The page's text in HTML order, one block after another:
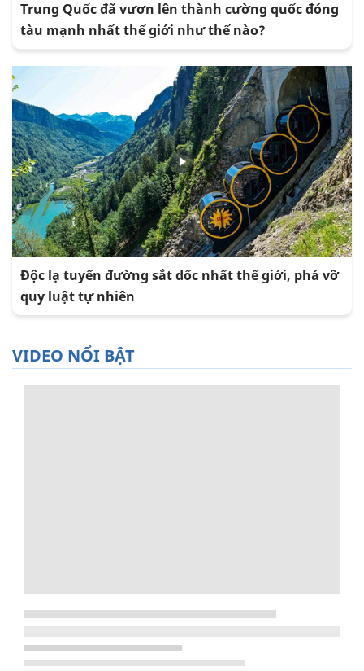
Trung Quốc đã vươn lên thành cường quốc đóng
tàu mạnh nhất thế giới như thế nào?
Độc lạ tuyến đường sắt dốc nhất thế giới, phá vỡ
quy luật tự nhiên
VIDEO NỔI BẬT